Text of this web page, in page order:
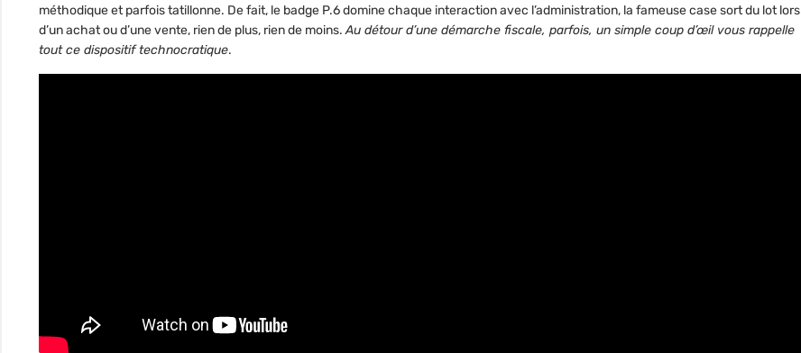
méthodique et parfois tatillonne. De fait, le badge P.6 domine chaque interaction avec l’administration, la fameuse case sort du lot lors
d’un achat ou d’une vente, rien de plus, rien de moins.Au détour d’une démarche fiscale, parfois, un simple coup d’œil vous rappelle
tout ce dispositif technocratique.